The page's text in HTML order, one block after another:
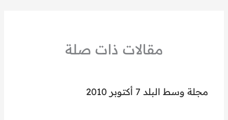
مقالات ذات صلة
مجلة وسط البلد 7 أكتوبر 2010